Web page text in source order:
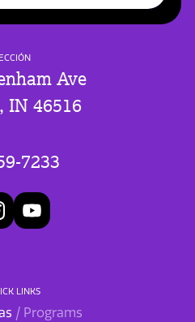
Ave
IN 46516
7233
LINKS
/ Programs